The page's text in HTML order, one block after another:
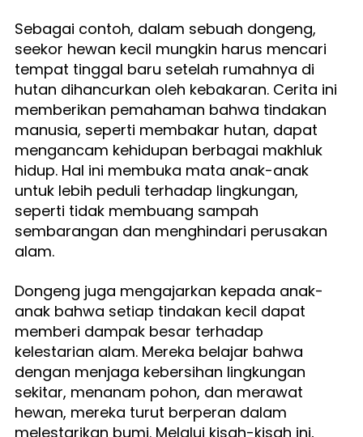
Sebagai contoh, dalam sebuah dongeng,
seekor hewan kecil mungkin harus mencari
tempat tinggal baru setelah rumahnya di
hutan dihancurkan oleh kebakaran. Cerita ini
memberikan pemahaman bahwa tindakan
manusia, seperti membakar hutan, dapat
mengancam kehidupan berbagai makhluk
hidup. Hal ini membuka mata anak-anak
untuk lebih peduli terhadap lingkungan,
seperti tidak membuang sampah
sembarangan dan menghindari perusakan
alam.
Dongeng juga mengajarkan kepada anak-
anak bahwa setiap tindakan kecil dapat
memberi dampak besar terhadap
kelestarian alam. Mereka belajar bahwa
dengan menjaga kebersihan lingkungan
sekitar, menanam pohon, dan merawat
hewan, mereka turut berperan dalam
melestarikan bumi. Melalui kisah-kisah ini,